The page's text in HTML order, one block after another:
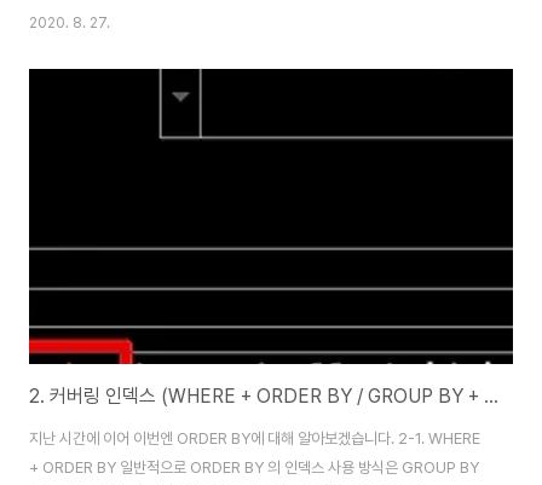
해보겠습니다. MySQL의 정석과도 같은 Real MySQL 책이 MySQL 5.5 버
0. 테스트 환경 테스트용 테이블은 2개를 만들었습니다. 메인 테이블 100만건
서브 테이블1 (인덱스 O) 1000건 서브 테이블2 (인덱스 X) 1000건 DDL 쿼
2020. 8. 27.
2. 커버링 인덱스 (WHERE + ORDER BY / GROUP BY + ORDER BY )
지난 시간에 이어 이번엔 ORDER BY에 대해 알아보겠습니다. 2-1. WHERE
+ ORDER BY 일반적으로 ORDER BY 의 인덱스 사용 방식은 GROUP BY